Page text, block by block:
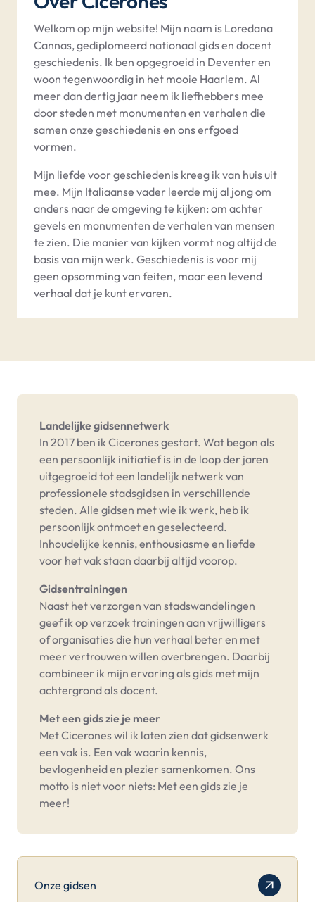
Welkom op mijn website! Mijn naam is Loredana
Cannas, gediplomeerd nationaal gids en docent
geschiedenis. Ik ben opgegroeid in Deventer en
woon tegenwoordig in het mooie Haarlem. Al
meer dan dertig jaar neem ik liefhebbers mee
door steden met monumenten en verhalen die
samen onze geschiedenis en ons erfgoed
vormen.
Mijn liefde voor geschiedenis kreeg ik van huis uit
mee. Mijn Italiaanse vader leerde mij al jong om
anders naar de omgeving te kijken: om achter
gevels en monumenten de verhalen van mensen
te zien. Die manier van kijken vormt nog altijd de
basis van mijn werk. Geschiedenis is voor mij
geen opsomming van feiten, maar een levend
verhaal dat je kunt ervaren.
Landelijke gidsennetwerk
In 2017 ben ik Cicerones gestart. Wat begon als
een persoonlijk initiatief is in de loop der jaren
uitgegroeid tot een landelijk netwerk van
professionele stadsgidsen in verschillende
steden. Alle gidsen met wie ik werk, heb ik
persoonlijk ontmoet en geselecteerd.
Inhoudelijke kennis, enthousiasme en liefde
voor het vak staan daarbij altijd voorop.
Gidsentrainingen
Naast het verzorgen van stadswandelingen
geef ik op verzoek trainingen aan vrijwilligers
of organisaties die hun verhaal beter en met
meer vertrouwen willen overbrengen. Daarbij
combineer ik mijn ervaring als gids met mijn
achtergrond als docent.
Met een gids zie je meer
Met Cicerones wil ik laten zien dat gidsenwerk
een vak is. Een vak waarin kennis,
bevlogenheid en plezier samenkomen. Ons
motto is niet voor niets: Met een gids zie je
meer!
Onze gidsen